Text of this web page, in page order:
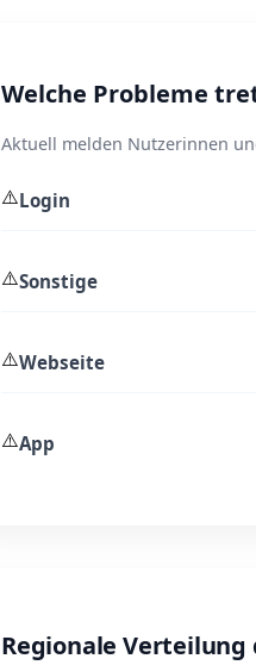
Welche Probleme
Aktuell melden Nutzerinnen
⚠️Login
⚠️Sonstige
⚠️Webseite
⚠️App
Regionale